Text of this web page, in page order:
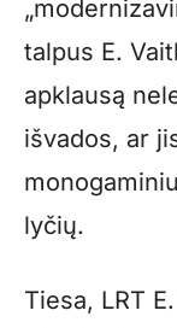
talpus E.
apklausą
išvados, ar
lyčių.
Tiesa, LRT